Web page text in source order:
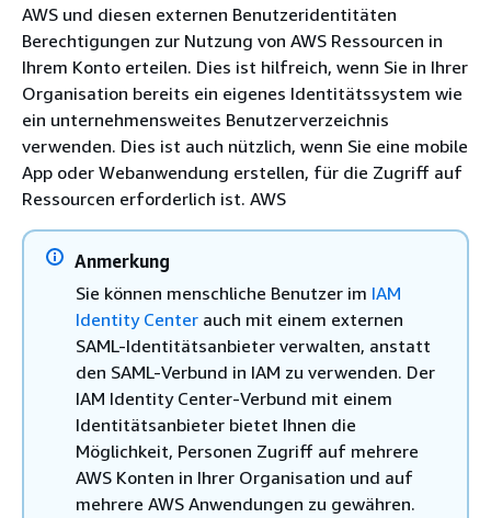
AWS und diesen externen Benutzeridentitäten
Berechtigungen zur Nutzung von AWS Ressourcen in
Ihrem Konto erteilen. Dies ist hilfreich, wenn Sie in Ihrer
Organisation bereits ein eigenes Identitätssystem wie
ein unternehmensweites Benutzerverzeichnis
verwenden. Dies ist auch nützlich, wenn Sie eine mobile
App oder Webanwendung erstellen, für die Zugriff auf
Ressourcen erforderlich ist. AWS
Anmerkung
Sie können menschliche Benutzer im IAM
Identity Center auch mit einem externen
SAML-Identitätsanbieter verwalten, anstatt
den SAML-Verbund in IAM zu verwenden. Der
IAM Identity Center-Verbund mit einem
Identitätsanbieter bietet Ihnen die
Möglichkeit, Personen Zugriff auf mehrere
AWS Konten in Ihrer Organisation und auf
mehrere AWS Anwendungen zu gewähren.